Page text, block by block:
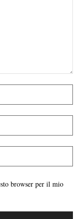
browser per il mio